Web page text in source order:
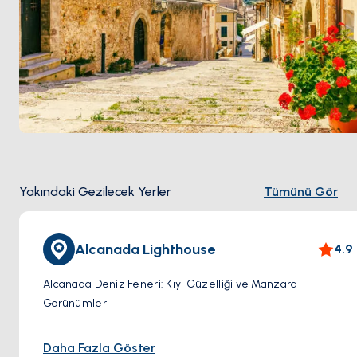
Yakındaki Gezilecek Yerler Tümünü Gör
Alcanada Lighthouse 4.9
Alcanada Deniz Feneri: Kıyı Güzelliği ve Manzara
Görünümleri
Mallorca'nın sahilinden biraz uzakta bulunan küçük
Daha Fazla Göster